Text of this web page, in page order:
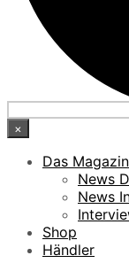
×
Das Magazin
News
News
Shop
Händler